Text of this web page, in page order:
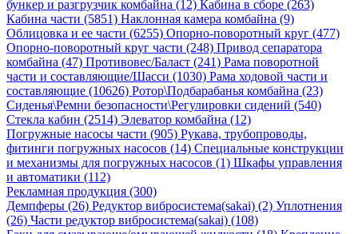
бункер и разгрузчик комбайна (12) Кабина в сборе (263)
Кабина части (5851) Наклонная камера комбайна (9)
Облицовка и ее части (6255) Опорно-поворотный круг (477)
Опорно-поворотный круг части (248) Привод сепаратора
комбайна (47) Противовес/Баласт (241) Рама поворотной
части и составляющие/Шасси (1030) Рама ходовой части и
составляющие (10626) Ротор\Подбарабанья комбайна (23)
Сиденья\Ремни безопасности\Регулировки сидений (540)
Стекла кабин (2514) Элеватор комбайна (12)
Погружные насосы части (905) Рукава, трубопроводы,
фитинги погружных насосов (14) Специальные конструкции
и механизмы для погружных насосов (1) Шкафы управления
и автоматики (112)
Рекламная продукция (300)
Демпферы (26) Редуктор вибросистема(sakai) (2) Уплотнения
(26) Части редуктор вибросистема(sakai) (108)